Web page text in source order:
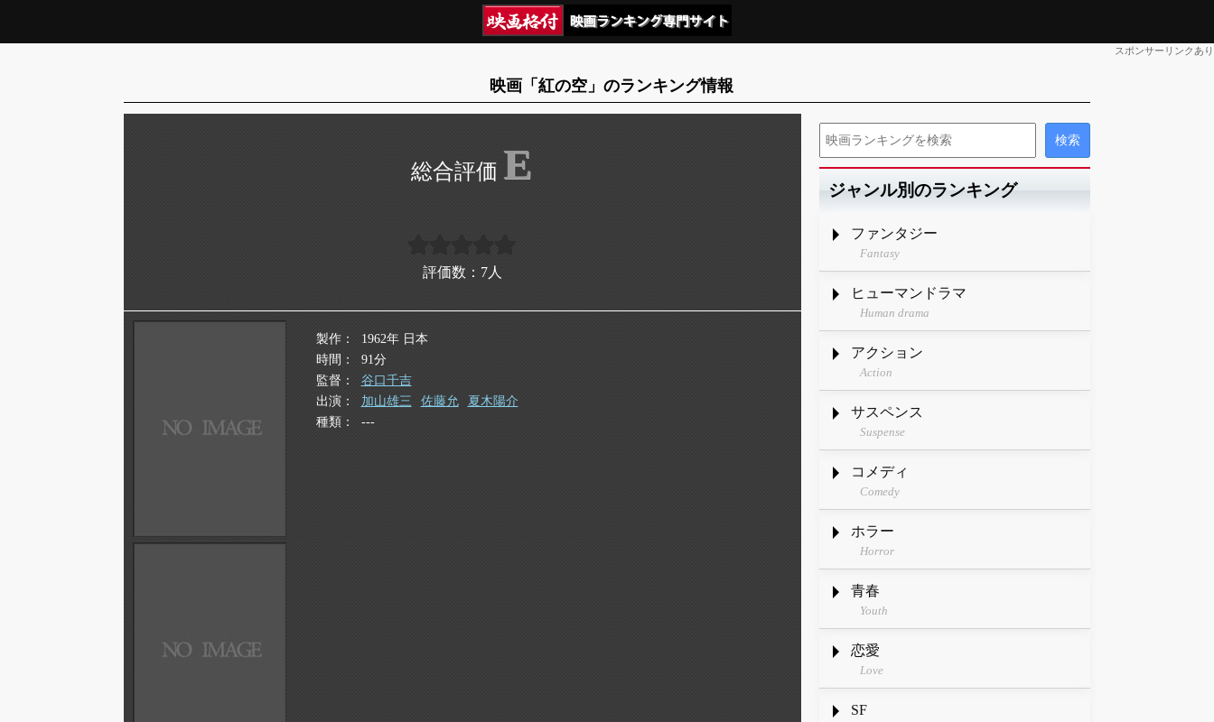
スポンサーリンクあり
映画「紅の空」のランキング情報
E
評価数： 7 人
製作
1962年 日本
時間
91分
監督
谷口千吉
出演
加山雄三 佐藤允
夏木陽介
種類
---
ジャンル別のランキング
ファンタジー
Fantasy
ヒューマンドラマ
Human drama
アクション
Action
サスペンス
Suspense
コメディ
Comedy
ホラー
Horror
青春
Youth
恋愛
Love
SF